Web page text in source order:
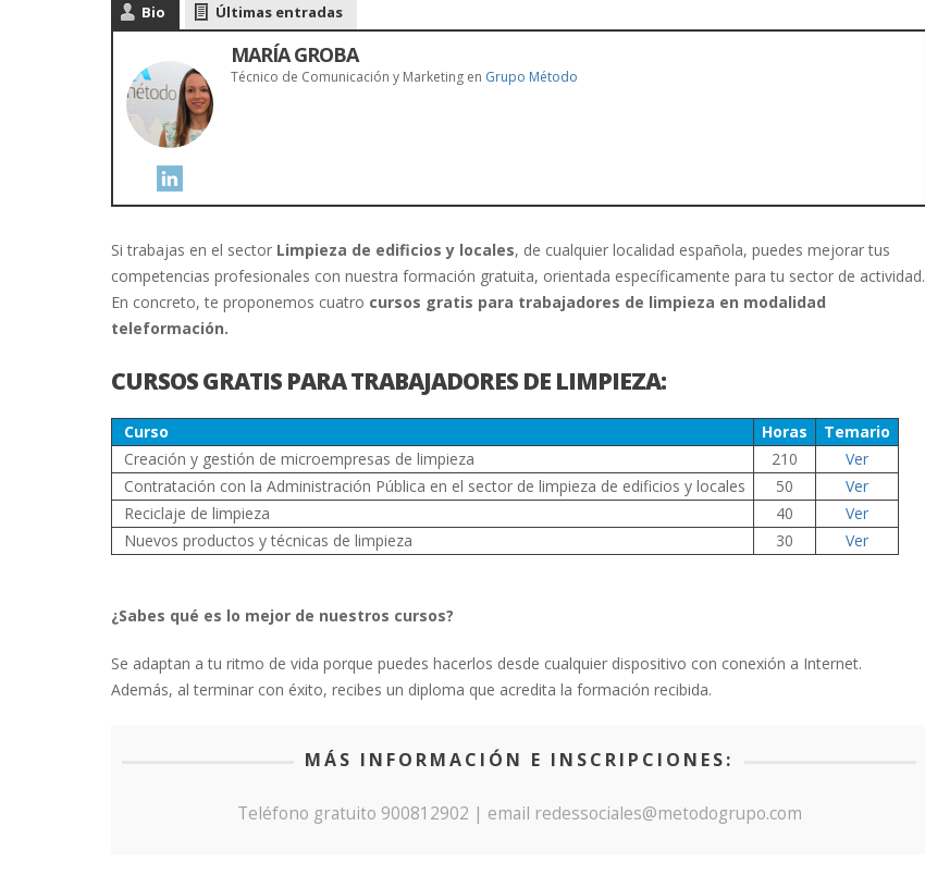
Bio Últimas entradas
MARÍA GROBA
Técnico de Comunicación y Marketing en Grupo Método
Si trabajas en el sector Limpieza de edificios y locales, de cualquier localidad española, puedes mejorar tus
competencias profesionales con nuestra formación gratuita, orientada específicamente para tu sector de actividad.
En concreto, te proponemos cuatro cursos gratis para trabajadores de limpieza en modalidad
teleformación.
CURSOS GRATIS PARA TRABAJADORES DE LIMPIEZA:
Curso Horas
Temario
Creación y gestión de microempresas de limpieza
210
Ver
Contratación con la Administración Pública en el sector de limpieza de edificios y locales
50
Ver
Reciclaje de limpieza
40
Ver
Nuevos productos y técnicas de limpieza
30 Ver
¿Sabes qué es lo mejor de nuestros cursos?
Se adaptan a tu ritmo de vida porque puedes hacerlos desde cualquier dispositivo con conexión a Internet.
Además, al terminar con éxito, recibes un diploma que acredita la formación recibida.
MÁS INFORMACIÓN E INSCRIPCIONES:
Teléfono gratuito 900812902 | email redessociales@metodogrupo.com